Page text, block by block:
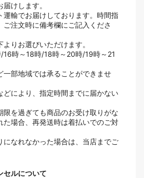
けします。
運輸でお届けしております。時間指
ご注文時に備考欄にご記入くださ
りお選びいただけます。
16時～18時/18時～20時/19時～21
一部地域では承ることができませ
どにより、指定時間までに届かない
限を過ぎても商品のお受け取りがな
た場合、再発送時は着払いでのご対
になれなかった場合は、当店までご
セルについて